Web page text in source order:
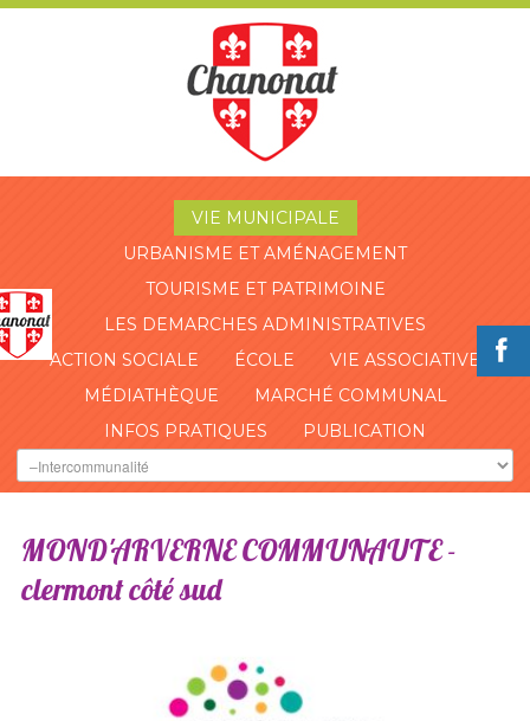
VIE MUNICIPALE
URBANISME ET AMÉNAGEMENT
TOURISME ET PATRIMOINE
LES DEMARCHES ADMINISTRATIVES
ACTION SOCIALE
ÉCOLE
VIE ASSOCIATIVE
MÉDIATHÈQUE
MARCHÉ COMMUNAL
INFOS PRATIQUES
PUBLICATION
MOND'ARVERNECOMMUNAUTE-
clermontcôtésud